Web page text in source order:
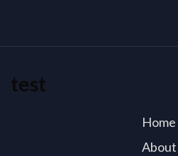
test
Home
About